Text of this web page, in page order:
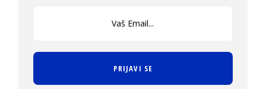
PRIJAVI SE